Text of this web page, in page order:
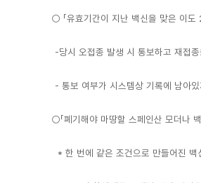
○ 「유효기간이 지난 백신을 맞은 이
-당시 오접종 발생 시 통보하고 재접
- 통보 여부가 시스템상 기록에 남아
○「폐기해야 마땅할 스페인산 모더나
* 한 번에 같은 조건으로 만들어진 백